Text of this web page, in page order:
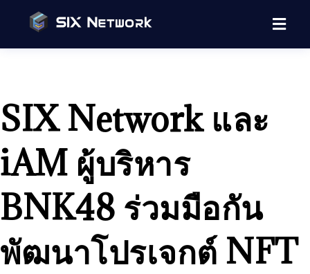
SIX Network และ
iAM ผู้บริหาร
BNK48 ร่วมมือกัน
พัฒนาโปรเจกต์ NFT